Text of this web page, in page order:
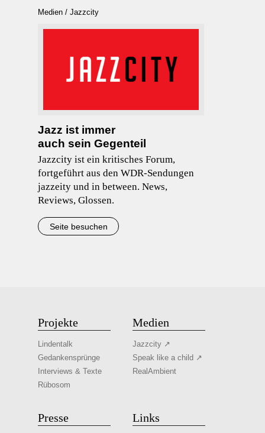
Medien / Jazzcity
Jazz ist immer
auch sein Gegenteil
Jazzcity ist ein kritisches Forum,
fortgeführt aus den WDR-Sendungen
jazzeity und in between. News,
Reviews, Glossen.
Seite besuchen
Projekte
Lindentalk
Gedankensprünge
Interviews & Texte
Rübosom
Medien
Jazzcity ↗
Speak like a child ↗
RealAmbient
Presse Links